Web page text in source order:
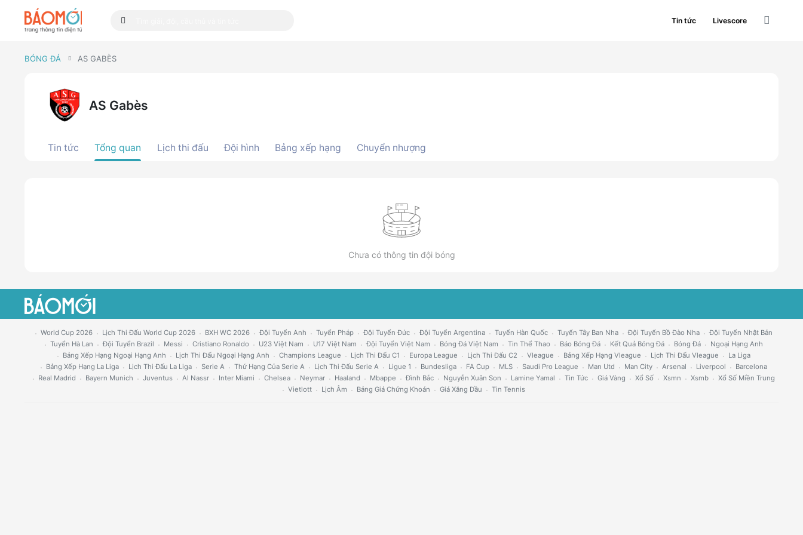
Tin tức Livescore
BÓNG ĐÁ AS GABÈS
AS Gabès
Tin tức Tổng quan Lịch thi đấu Đội hình Bảng xếp hạng Chuyển nhượng
Chưa có thông tin đội bóng
World Cup 2026 Lịch Thi Đấu World Cup 2026 BXH WC 2026 Đội Tuyển Anh Tuyển Pháp Đội Tuyển Đức Đội Tuyển Argentina Tuyển Hàn Quốc Tuyển Tây Ban Nha Đội Tuyển Bồ Đào Nha
Đội Tuyển Nhật Bản
Tuyển Hà Lan
Đội Tuyển Brazil Messi Cristiano Ronaldo U23 Việt Nam U17 Việt Nam Đội Tuyển Việt Nam Bóng Đá Việt Nam Tin Thể Thao Báo Bóng Đá Kết Quả Bóng Đá Bóng Đá
Ngoại Hạng Anh
Bảng Xếp Hạng Ngoại Hạng Anh
Lịch Thi Đấu Ngoại Hạng Anh Champions League Lịch Thi Đấu C1 Europa League Lịch Thi Đấu C2 Vleague Bảng Xếp Hạng Vleague Lịch Thi Đấu Vleague
La Liga
Bảng Xếp Hạng La Liga
Lịch Thi Đấu La Liga Serie A Thứ Hạng Của Serie A Lịch Thi Đấu Serie A Ligue 1 Bundesliga FA Cup MLS Saudi Pro League Man Utd Man City Arsenal Liverpool
Barcelona
Real Madrid
Bayern Munich Juventus Al Nassr Inter Miami Chelsea Neymar Haaland Mbappe Đình Bắc Nguyễn Xuân Son Lamine Yamal Tin Tức Giá Vàng Xổ Số Xsmn Xsmb
Xổ Số Miền Trung
Vietlott
Lịch Âm Bảng Giá Chứng Khoán Giá Xăng Dầu Tin Tennis